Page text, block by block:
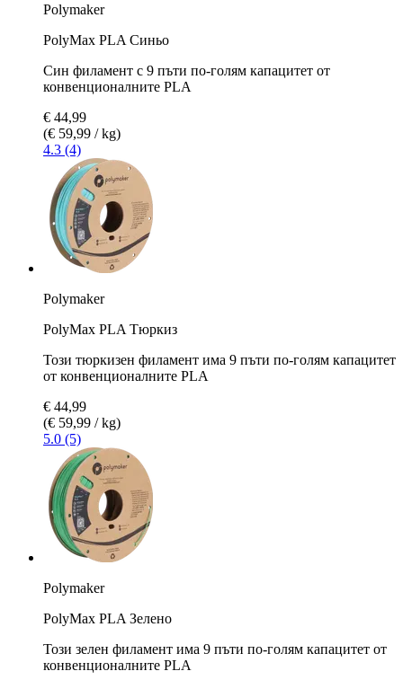
Polymaker
PolyMax PLA Синьо
Син филамент с 9 пъти по-голям капацитет от
конвенционалните PLA
€ 44,99
(€ 59,99 / kg)
4.3 (4)
Polymaker
PolyMax PLA Tюркиз
Този тюркизен филамент има 9 пъти по-голям капацитет
от конвенционалните PLA
€ 44,99
(€ 59,99 / kg)
5.0 (5)
Polymaker
PolyMax PLA Зелено
Този зелен филамент има 9 пъти по-голям капацитет от
конвенционалните PLA